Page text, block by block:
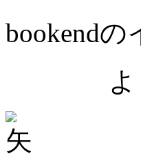
bookend
よくあ